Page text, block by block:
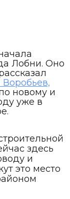
Лобни. Оно
новому и
уже в
здесь
и
это место